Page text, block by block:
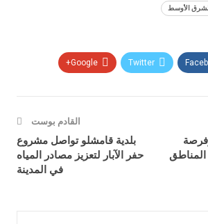
الأوسط
Twitter
Google+
القادم بوست
بلدية قامشلو تواصل مشروع
حفر الآبار لتعزيز مصادر المياه
في المدينة